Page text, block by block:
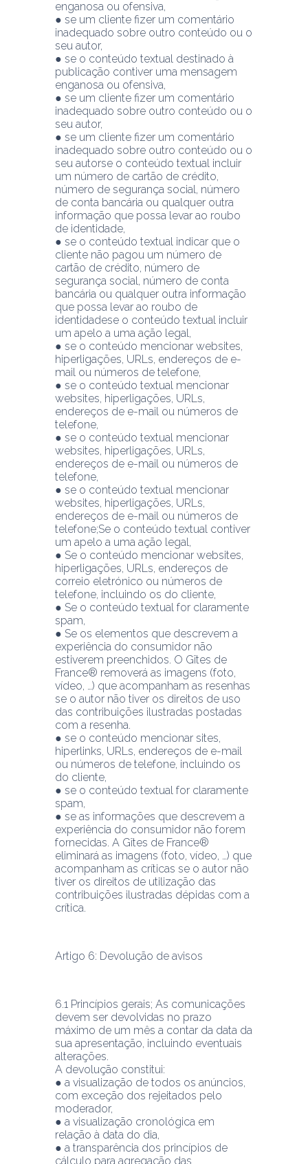
enganosa ou ofensiva,
● se um cliente fizer um comentário
inadequado sobre outro conteúdo ou o
seu autor,
● se o conteúdo textual destinado à
publicação contiver uma mensagem
enganosa ou ofensiva,
● se um cliente fizer um comentário
inadequado sobre outro conteúdo ou o
seu autor,
● se um cliente fizer um comentário
inadequado sobre outro conteúdo ou o
seu autorse o conteúdo textual incluir
um número de cartão de crédito,
número de segurança social, número
de conta bancária ou qualquer outra
informação que possa levar ao roubo
de identidade,
● se o conteúdo textual indicar que o
cliente não pagou um número de
cartão de crédito, número de
segurança social, número de conta
bancária ou qualquer outra informação
que possa levar ao roubo de
identidadese o conteúdo textual incluir
um apelo a uma ação legal,
● se o conteúdo mencionar websites,
hiperligações, URLs, endereços de e-
mail ou números de telefone,
● se o conteúdo textual mencionar
websites, hiperligações, URLs,
endereços de e-mail ou números de
telefone,
● se o conteúdo textual mencionar
websites, hiperligações, URLs,
endereços de e-mail ou números de
telefone,
● se o conteúdo textual mencionar
websites, hiperligações, URLs,
endereços de e-mail ou números de
telefone;Se o conteúdo textual contiver
um apelo a uma ação legal,
● Se o conteúdo mencionar websites,
hiperligações, URLs, endereços de
correio eletrónico ou números de
telefone, incluindo os do cliente,
● Se o conteúdo textual for claramente
spam,
● Se os elementos que descrevem a
experiência do consumidor não
estiverem preenchidos. O Gîtes de
France® removerá as imagens (foto,
vídeo, …) que acompanham as resenhas
se o autor não tiver os direitos de uso
das contribuições ilustradas postadas
com a resenha.
● se o conteúdo mencionar sites,
hiperlinks, URLs, endereços de e-mail
ou números de telefone, incluindo os
do cliente,
● se o conteúdo textual for claramente
spam,
● se as informações que descrevem a
experiência do consumidor não forem
fornecidas. A Gîtes de France®
eliminará as imagens (foto, vídeo, …) que
acompanham as críticas se o autor não
tiver os direitos de utilização das
contribuições ilustradas dépidas com a
crítica.
Artigo 6: Devolução de avisos
6.1 Princípios gerais; As comunicações
devem ser devolvidas no prazo
máximo de um mês a contar da data da
sua apresentação, incluindo eventuais
alterações.
A devolução constitui:
● a visualização de todos os anúncios,
com exceção dos rejeitados pelo
moderador,
● a visualização cronológica em
relação à data do dia,
● a transparência dos princípios de
cálculo para agregação das